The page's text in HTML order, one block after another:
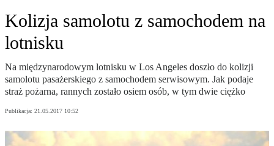
Kolizja samolotu z samochodem na
lotnisku
Na międzynarodowym lotnisku w Los Angeles doszło do kolizji
samolotu pasażerskiego z samochodem serwisowym. Jak podaje
straż pożarna, rannych zostało osiem osób, w tym dwie ciężko
Publikacja: 21.05.2017 10:52